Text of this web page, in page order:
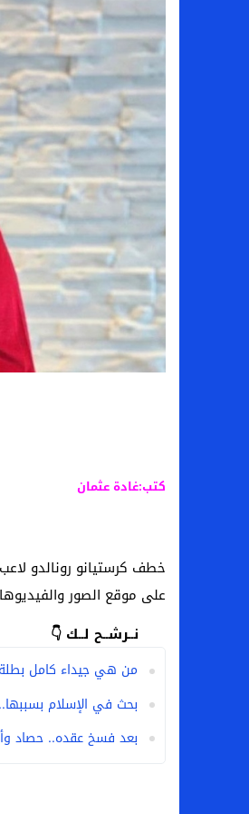
سامو
إنهاء
من هي لوز
الموصل
كتب:غادة عثمان
خطف كرستيانو رونالدو
على موقع الصور
نــرشــح لــك 👇
من هي جيداء كامل بطلة
بحث في الإسلام
بعد فسخ عقده.. حصاد